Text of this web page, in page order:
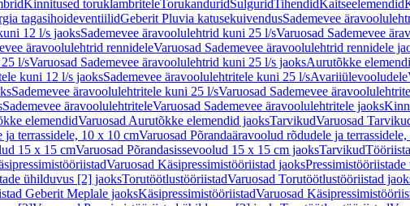
Kinnitused toruklambriteleTorukanduridSulguridTihendidKaitseelemendid
tagasihoideventiilidGeberit Pluvia katusekuivendusSademevee
12 l/s jaoksSademevee äravoolulehtrid kuni 25 l/sVaruosad Sademevee
äravoolulehtrid rennideleVaruosad Sademevee äravoolulehtrid rennidele
l/sVaruosad Sademevee äravoolulehtrid kuni 25 l/s jaoksAurutõkke
kuni 12 l/s jaoksSademevee äravoolulehtritele kuni 25 l/sAvariiülevooludele
Sademevee äravoolulehtritele kuni 25 l/sVaruosad Sademevee
Sademevee äravoolulehtriteleVaruosad Sademevee äravoolulehtritele jaoks
elemendidVaruosad Aurutõkke elemendid jaoksTarvikudVaruosad
ja terrassidele, 10 x 10 cmVaruosad Põrandaäravoolud rõdudele ja
15 x 15 cmVaruosad Põrandasissevoolud 15 x 15 cm jaoksTarvikud
Varuosad Käsipressimistööriistad jaoks
ühilduvus [2] jaoksTorutöötlustööriistadVaruosad Torutöötlustööriistad
Geberit Meplale jaoksKäsipressimistööriistadVaruosad